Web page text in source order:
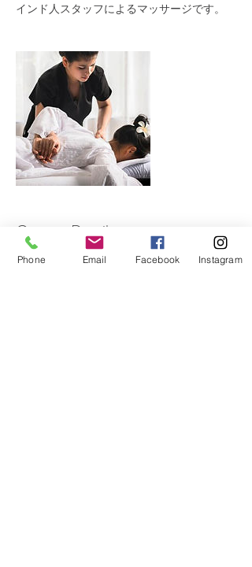
インド人スタッフによるマッサージです。
Contact Details
Phone Email Facebook Instagram